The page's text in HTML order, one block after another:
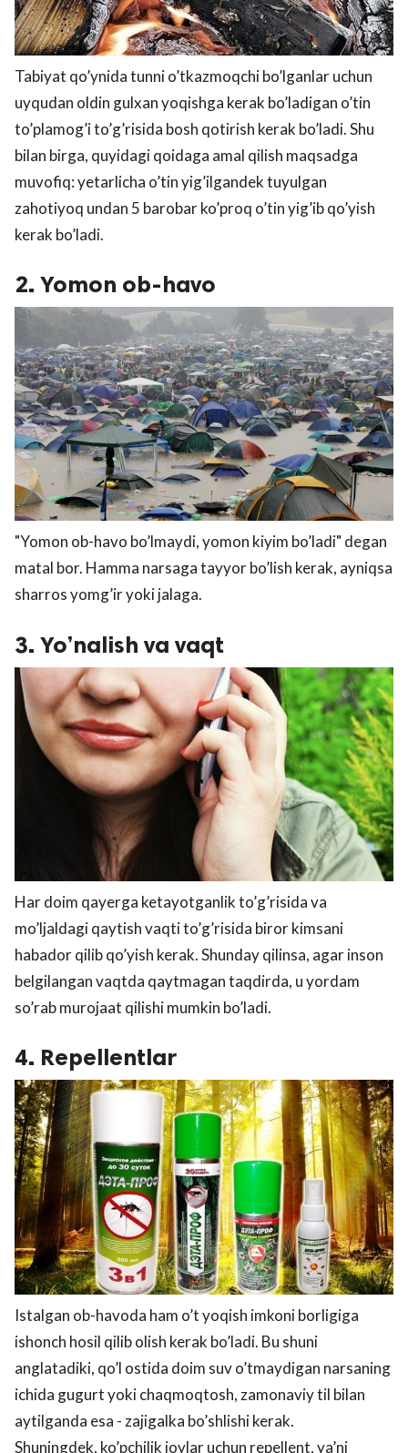
Tabiyat qo’ynida tunni o’tkazmoqchi bo’lganlar uchun
uyqudan oldin gulxan yoqishga kerak bo’ladigan o’tin
to’plamog’i to’g’risida bosh qotirish kerak bo’ladi. Shu
bilan birga, quyidagi qoidaga amal qilish maqsadga
muvofiq: yetarlicha o’tin yig’ilgandek tuyulgan
zahotiyoq undan 5 barobar ko’proq o’tin yig’ib qo’yish
kerak bo’ladi.
2. Yomon ob-havo
"Yomon ob-havo bo’lmaydi, yomon kiyim bo’ladi" degan
matal bor. Hamma narsaga tayyor bo’lish kerak, ayniqsa
sharros yomg’ir yoki jalaga.
3. Yo’nalish va vaqt
Har doim qayerga ketayotganlik to’g’risida va
mo’ljaldagi qaytish vaqti to’g’risida biror kimsani
habador qilib qo’yish kerak. Shunday qilinsa, agar inson
belgilangan vaqtda qaytmagan taqdirda, u yordam
so’rab murojaat qilishi mumkin bo’ladi.
4. Repellentlar
Istalgan ob-havoda ham o’t yoqish imkoni borligiga
ishonch hosil qilib olish kerak bo’ladi. Bu shuni
anglatadiki, qo’l ostida doim suv o’tmaydigan narsaning
ichida gugurt yoki chaqmoqtosh, zamonaviy til bilan
aytilganda esa - zajigalka bo’shlishi kerak.
Shuningdek, ko’pchilik joylar uchun repellent, ya’ni